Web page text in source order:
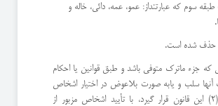
طبقه سوم که عبارتنداز: عمو، عمه، دائی، خاله و
اموالی که جزء ماترک متوفی باشد و طبق قوانین یا احکام
سلب و یابه صورت بلاعوض در اختیار اشخاص
موضوع ماده (2) این قانون قرار گیرد، با تأييد اشخاص مزبور از